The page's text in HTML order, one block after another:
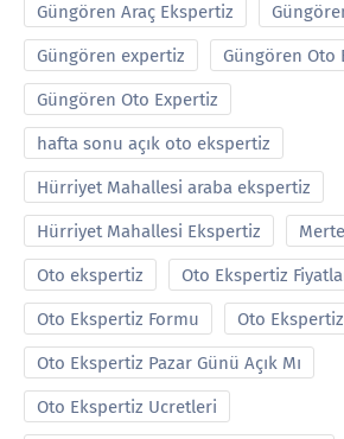
Güngören Araç Ekspertiz
Güngören expertiz Güngören Oto
Güngören Oto Expertiz
hafta sonu açık oto ekspertiz
Hürriyet Mahallesi araba ekspertiz
Hürriyet Mahallesi Ekspertiz
Oto ekspertiz Oto Ekspertiz
Oto Ekspertiz Formu Oto
Oto Ekspertiz Pazar Günü Açık Mı
Oto Ekspertiz Ucretleri